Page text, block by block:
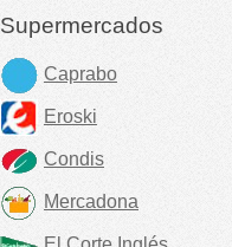
Supermercados
Caprabo
Eroski
Condis
Mercadona